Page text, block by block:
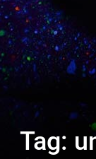
Tag: